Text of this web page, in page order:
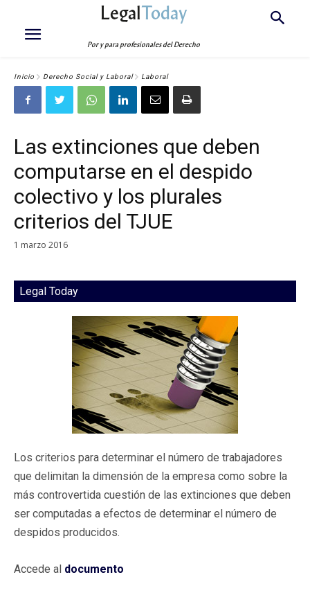
LegalToday
Por y para profesionales del Derecho
Inicio Derecho Social y Laboral Laboral
Las extinciones que deben
computarse en el despido
colectivo y los plurales
criterios del TJUE
1 marzo 2016
Legal Today
Los criterios para determinar el número de trabajadores
que delimitan la dimensión de la empresa como sobre la
más controvertida cuestión de las extinciones que deben
ser computadas a efectos de determinar el número de
despidos producidos.
Accede al documento